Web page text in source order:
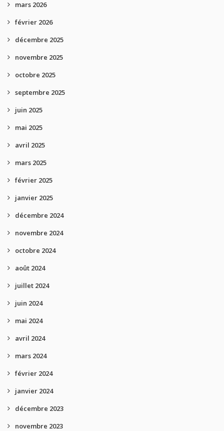
mars 2026
février 2026
décembre 2025
novembre 2025
octobre 2025
septembre 2025
juin 2025
mai 2025
avril 2025
mars 2025
février 2025
janvier 2025
décembre 2024
novembre 2024
octobre 2024
août 2024
juillet 2024
juin 2024
mai 2024
avril 2024
mars 2024
février 2024
janvier 2024
décembre 2023
novembre 2023